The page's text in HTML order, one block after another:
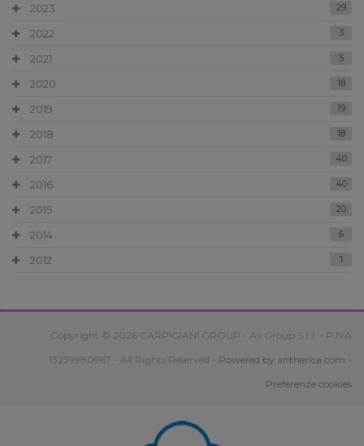
2023 29
2022 3
2021 5
2020 18
2019 19
2018 18
2017 40
2016 40
2015 20
2014 6
2012 1
Copyright © 2026 CARPIGIANI GROUP - Ali Group S.r.l. - P.IVA
13239980967 - All Rights Reserved - Powered by antherica.com -
Preferenze cookies